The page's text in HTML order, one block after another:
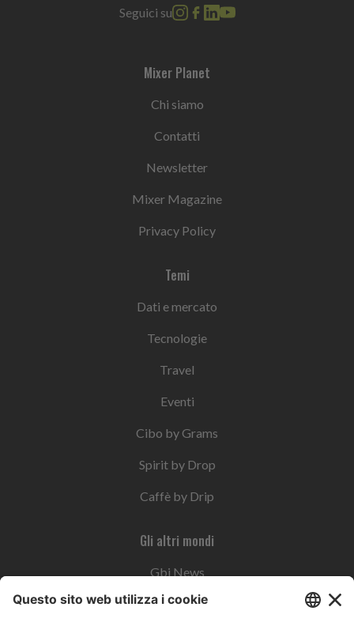
Seguici su
Mixer Planet
Chi siamo
Contatti
Newsletter
Mixer Magazine
Privacy Policy
Temi
Dati e mercato
Tecnologie
Travel
Eventi
Cibo by Grams
Spirit by Drop
Caffè by Drip
Gli altri mondi
Gbi News
Instoremag